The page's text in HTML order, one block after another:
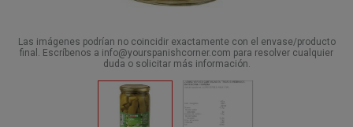
Las imágenes podrían no coincidir exactamente con el envase/producto
final. Escríbenos a info@yourspanishcorner.com para resolver cualquier
duda o solicitar más información.